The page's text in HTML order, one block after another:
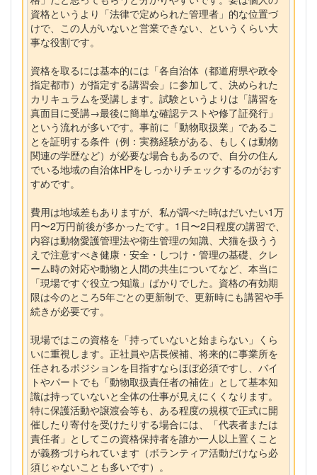
資格というより「法律で定められた管理者」的な位置づ
けで、この人がいないと営業できない、というくらい大
事な役割です。
資格を取るには基本的には「各自治体（都道府県や政令
指定都市）が指定する講習会」に参加して、決められた
カリキュラムを受講します。試験というよりは「講習を
真面目に受講→最後に簡単な確認テストや修了証発行」
という流れが多いです。事前に「動物取扱業」であるこ
とを証明する条件（例：実務経験がある、もしくは動物
関連の学歴など）が必要な場合もあるので、自分の住ん
でいる地域の自治体HPをしっかりチェックするのがおす
すめです。
費用は地域差もありますが、私が調べた時はだいたい1万
円〜2万円前後が多かったです。1日〜2日程度の講習で、
内容は動物愛護管理法や衛生管理の知識、犬猫を扱うう
えで注意すべき健康・安全・しつけ・管理の基礎、クレ
ーム時の対応や動物と人間の共生についてなど、本当に
「現場ですぐ役立つ知識」ばかりでした。資格の有効期
限は今のところ5年ごとの更新制で、更新時にも講習や手
続きが必要です。
現場ではこの資格を「持っていないと始まらない」くら
いに重視します。正社員や店長候補、将来的に事業所を
任されるポジションを目指すならほぼ必須ですし、バイ
トやパートでも「動物取扱責任者の補佐」として基本知
識は持っていないと全体の仕事が見えにくくなります。
特に保護活動や譲渡会等も、ある程度の規模で正式に開
催したり寄付を受けたりする場合には、「代表者または
責任者」としてこの資格保持者を誰か一人以上置くこと
が義務づけられています（ボランティア活動だけなら必
須じゃないことも多いです）。